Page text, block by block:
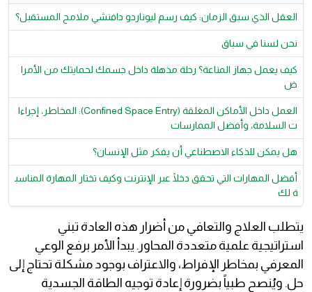
العقل الذي سبق الزمان: كيف رسم ليوناردو دافنشي ملامح المستقبل؟
نحن لسنا في سباق
كيف يعمل جهاز المناعة؟ رحلة مذهلة داخل جسمك لحمايتك من الأمرا
ض
العمل داخل الأماكن المغلقة (Confined Space Entry): المخاطر، إجراءا
ت السلامة، وأفضل الممارسات
هل يمكن للذكاء الاصطناعي أن يفكر مثل الإنسان؟
أفضل المهارات التي تحقق دخلًا عبر الإنترنت وكيف تختار المهارة المناسب
ة لك
يتطلب العلاج والتعافي من أضرار هذه العادة تبني
استراتيجية علمية متعددة المحاور. يبدأ الأمر برفع الوعي
المعرفي بمخاطر الإفراط، والاعتراف بوجود مشكلة تحتاج إلى
حل. ويُنصح طبياً بضرورة إعادة توجيه الطاقة الجسدية